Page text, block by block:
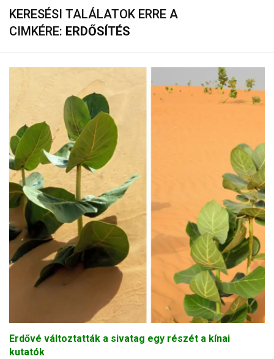
KERESÉSI TALÁLATOK ERRE A
CIMKÉRE: ERDŐSÍTÉS
Erdővé változtatták a sivatag egy részét a kínai
kutatók